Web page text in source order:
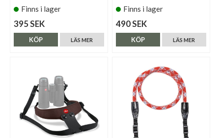
Finns i lager
395 SEK
LÄS MER
KÖP
Finns i lager
490 SEK
LÄS MER
KÖP